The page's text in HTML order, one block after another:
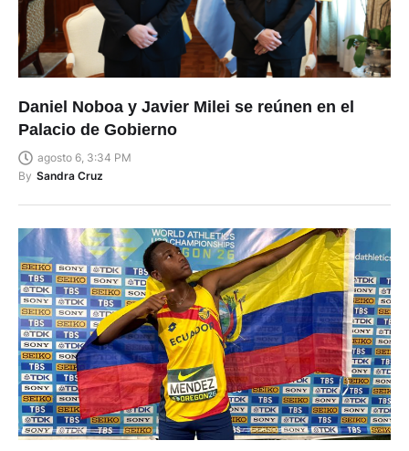
Daniel Noboa y Javier Milei se reúnen en el
Palacio de Gobierno
agosto 6, 3:34 PM
By Sandra Cruz